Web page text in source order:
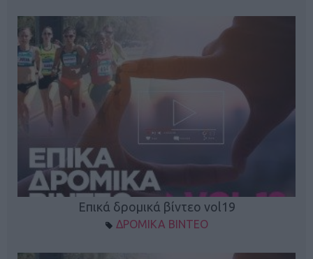
Επικά δρομικά βίντεο vol19
ΔΡΟΜΙΚΑ ΒΙΝΤΕΟ